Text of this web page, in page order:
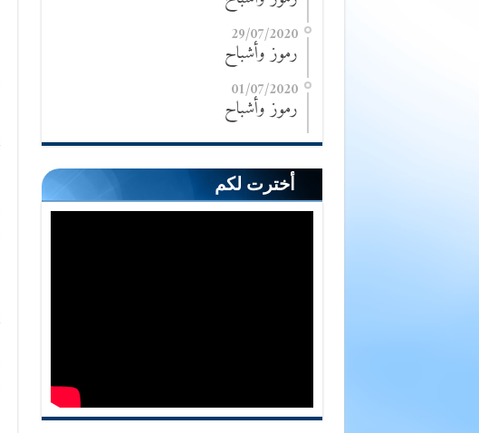
29/07/2020
رموز وأشباح
01/07/2020
رموز وأشباح
أخترت لكم